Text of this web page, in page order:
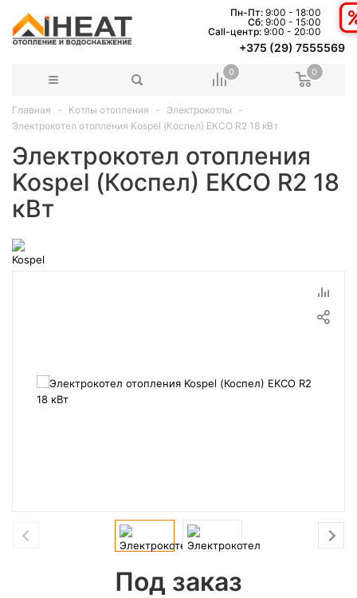
Пн-Пт: 9:00 - 18:00
Сб: 9:00 - 15:00
Сall-центр: 9:00 - 20:00
+375 (29) 7555569
0 0
Главная Котлы отопления
Электрокотлы
Электрокотел отопления Kospel (Коспел) EKCO R2 18 кВт
Электрокотел отопления
Kospel (Коспел) EKCO R2 18
кВт
Под заказ